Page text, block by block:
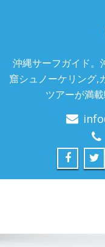
沖縄サーフガイド。
窟シュノーケリング,
ツアーが満